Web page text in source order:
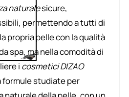
naturalesicure,
permettendo a tutti di
propria pelle con la qualità
spa, ma nella comodità di
i cosmetici DIZAO
formule studiate per